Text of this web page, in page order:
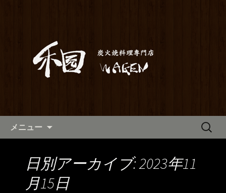
和元からのお知らせ
わった炭火焼き料理をご提供しており
ます。2階はお座敷で宴会や歓送迎会に
もご利用いただけます。ホテル京阪か
メニュー
検
日別アーカイブ: 2023年11
月15日